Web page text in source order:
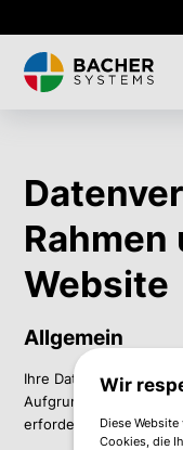
to
main
content
Rahmen
Website
Allgemein
Ihre Daten sind bei
Aufgrund der EU-
erforderlich, dafür
Wir
Diese
Cookies, die